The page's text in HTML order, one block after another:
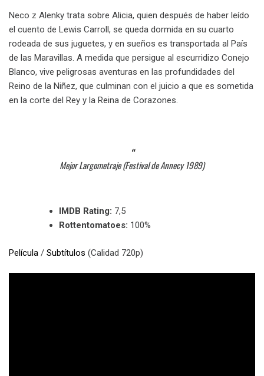
Neco z Alenky trata sobre Alicia, quien después de haber leído
el cuento de Lewis Carroll, se queda dormida en su cuarto
rodeada de sus juguetes, y en sueños es transportada al País
de las Maravillas. A medida que persigue al escurridizo Conejo
Blanco, vive peligrosas aventuras en las profundidades del
Reino de la Niñez, que culminan con el juicio a que es sometida
en la corte del Rey y la Reina de Corazones.
Mejor Largometraje (Festival de Annecy 1989)
IMDB Rating: 7,5
Rottentomatoes: 100%
Película / Subtítulos (Calidad 720p)